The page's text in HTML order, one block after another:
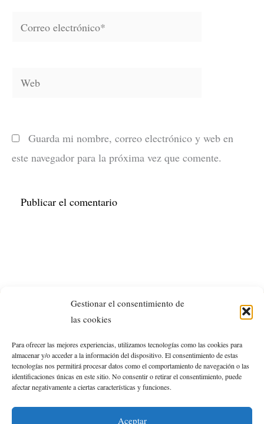
Gestionar el consentimiento de
las cookies
Para ofrecer las mejores experiencias, utilizamos tecnologías como las cookies para
almacenar y/o acceder a la información del dispositivo. El consentimiento de estas
tecnologías nos permitirá procesar datos como el comportamiento de navegación o las
identificaciones únicas en este sitio. No consentir o retirar el consentimiento, puede
afectar negativamente a ciertas características y funciones.
Aceptar
Guarda mi nombre, correo electrónico y web en
este navegador para la próxima vez que comente.
VIAJOTEANDO. Os invitamos a quenos conozcáis
poquito más y nos acompañéis¡POR SIEMPRE
JAMÁS!en cada nueva aventura.